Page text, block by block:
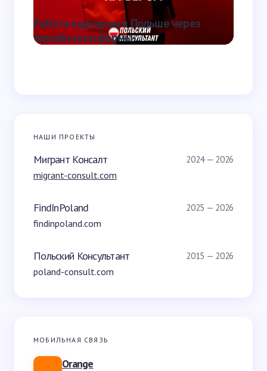
Работа курьером в Польше через
онлайн-платформы
НАШИ ПРОЕКТЫ
Мигрант Консалт 2024 — 2026
migrant-consult.com
FindInPoland 2025 — 2026
findinpoland.com
Польский Консультант 2015 — 2026
poland-consult.com
МОБИЛЬНАЯ СВЯЗЬ
Orange